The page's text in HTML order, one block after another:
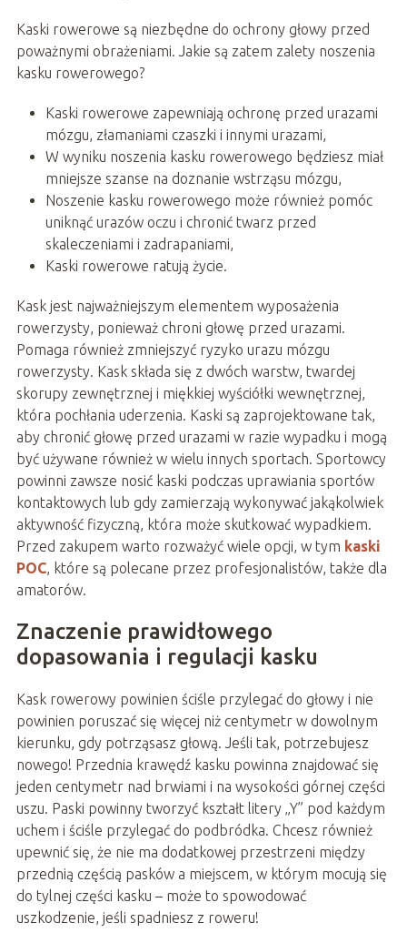
Kaski rowerowe są niezbędne do ochrony głowy przed
poważnymi obrażeniami. Jakie są zatem zalety noszenia
kasku rowerowego?
Kaski rowerowe zapewniają ochronę przed urazami
mózgu, złamaniami czaszki i innymi urazami,
W wyniku noszenia kasku rowerowego będziesz miał
mniejsze szanse na doznanie wstrząsu mózgu,
Noszenie kasku rowerowego może również pomóc
uniknąć urazów oczu i chronić twarz przed
skaleczeniami i zadrapaniami,
Kaski rowerowe ratują życie.
Kask jest najważniejszym elementem wyposażenia
rowerzysty, ponieważ chroni głowę przed urazami.
Pomaga również zmniejszyć ryzyko urazu mózgu
rowerzysty. Kask składa się z dwóch warstw, twardej
skorupy zewnętrznej i miękkiej wyściółki wewnętrznej,
która pochłania uderzenia. Kaski są zaprojektowane tak,
aby chronić głowę przed urazami w razie wypadku i mogą
być używane również w wielu innych sportach. Sportowcy
powinni zawsze nosić kaski podczas uprawiania sportów
kontaktowych lub gdy zamierzają wykonywać jakąkolwiek
aktywność fizyczną, która może skutkować wypadkiem.
Przed zakupem warto rozważyć wiele opcji, w tym kaski
POC, które są polecane przez profesjonalistów, także dla
amatorów.
Znaczenie prawidłowego
dopasowania i regulacji kasku
Kask rowerowy powinien ściśle przylegać do głowy i nie
powinien poruszać się więcej niż centymetr w dowolnym
kierunku, gdy potrząsasz głową. Jeśli tak, potrzebujesz
nowego! Przednia krawędź kasku powinna znajdować się
jeden centymetr nad brwiami i na wysokości górnej części
uszu. Paski powinny tworzyć kształt litery „Y” pod każdym
uchem i ściśle przylegać do podbródka. Chcesz również
upewnić się, że nie ma dodatkowej przestrzeni między
przednią częścią pasków a miejscem, w którym mocują się
do tylnej części kasku – może to spowodować
uszkodzenie, jeśli spadniesz z roweru!